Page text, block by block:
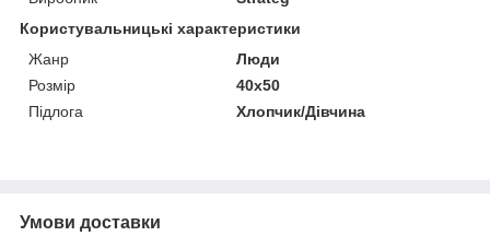
Користувальницькі характеристики
Жанр
Люди
Розмір
40х50
Підлога
Хлопчик/Дiвчина
Умови доставки